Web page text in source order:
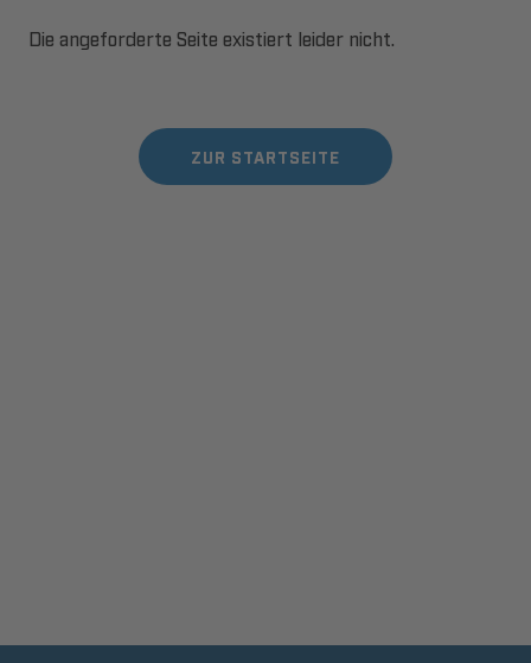
Die angeforderte Seite existiert leider nicht.
ZUR STARTSEITE